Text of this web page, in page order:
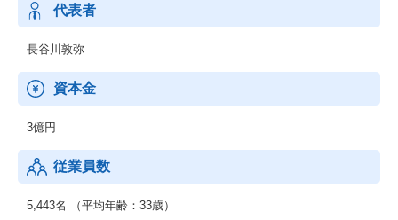
・LITALICOライフ （ライフプランサポート）
代表者
長谷川敦弥
資本金
3億円
従業員数
5,443名 （平均年齢：33歳）